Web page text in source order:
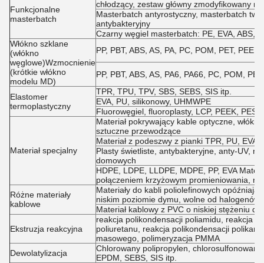
Funkcjonalne
masterbatch
chłodzący, zestaw główny zmodyfikowany
Masterbatch antyrostyczny, masterbatch
antybakteryjny
Czarny węgiel masterbatch: PE, EVA, ABS,
Włókno szklane
(włókno
węglowe)Wzmocnienie
(krótkie włókno
modelu MD)
PP, PBT, ABS, AS, PA, PC, POM, PET,
PP, PBT, ABS, AS, PA6, PA66, PC, POM,
Elastomer
termoplastyczny
TPR, TPU, TPV, SBS, SEBS, SIS itp.
EVA, PU, silikonowy, UHMWPE
Fluorowęgiel, fluoroplasty, LCP, PEEK, PES,
Materiał specjalny
Materiał pokrywający kable optyczne,
sztuczne przewodzące
Materiał z podeszwy z pianki TPR, PU, EVA
Plasty świetliste, antybakteryjne, anty-UV,
domowych
HDPE, LDPE, LLDPE, MDPE, PP, EVA
połączeniem krzyżowym promieniowania,
Różne materiały
kablowe
Materiały do kabli poliolefinowych
niskim poziomie dymu, wolne od halogenów
Materiał kablowy z PVC o niskiej stężeniu
Ekstruzja reakcyjna
reakcja polikondensacji poliamidu, reakcja
poliuretanu, reakcja polikondensacji
masowego, polimeryzacja PMMA
Dewolatylizacja
Chlorowany polipropylen,
EPDM, SEBS, SIS itp.